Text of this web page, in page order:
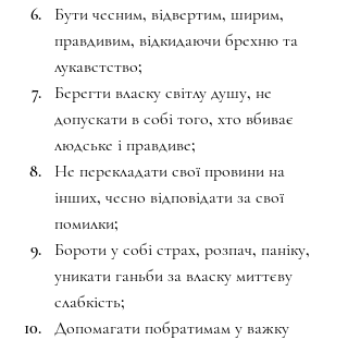
﻿﻿﻿Бути чесним, відвертим, ширим,
правдивим, відкидаючи брехню та
лукавстство;
﻿﻿﻿Берегти власку світлу душу, не
допускати в собі того, хто вбиває
людське і правдиве;
﻿﻿﻿Не перекладати свої провини на
інших, чесно відповідати за свої
помилки;
﻿﻿﻿Бороти у собі страх, розпач, паніку,
уникати ганьби за власку миттєву
слабкість;
﻿﻿﻿﻿Допомагати побратимам у важку